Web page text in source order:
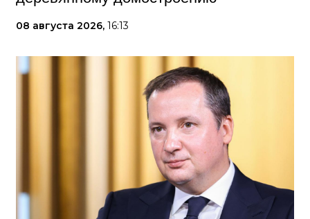
08 августа 2026, 16:13